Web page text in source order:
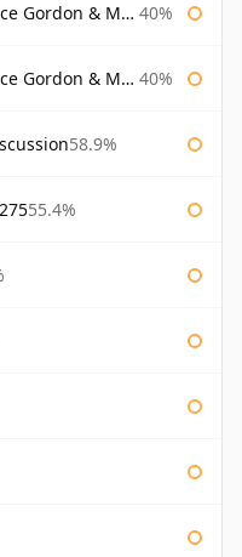
& Macphail 40%
& Macphail 40%
58.9%
55.4%